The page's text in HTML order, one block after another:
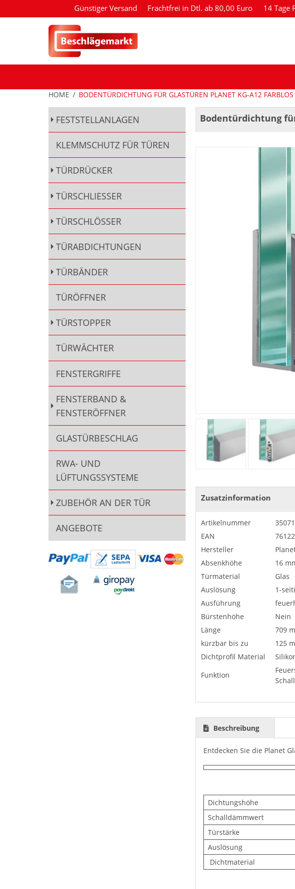
Günstiger Versand Frachtfrei in Dtl. ab 80,00 Euro 14 Tage
HOME / BODENTÜRDICHTUNG FÜR GLASTÜREN PLANET KG-A12 FARBLOS
Bodentürdichtung
Zusatzinformation
Artikelnummer
EAN
Hersteller
Absenkhöhe
16
Türmaterial
Glas
Auslösung
1-
Ausführung
Bürstenhöhe
Nein
Länge
709
kürzbar bis zu
125
Dichtprofil Material
Funktion
Beschreibung
Entdecken Sie die Planet
Dichtungshöhe
Schalldämmwert
Türstärke
Auslösung
Dichtmaterial
FESTSTELLANLAGEN
KLEMMSCHUTZ FÜR TÜREN
TÜRDRÜCKER
TÜRSCHLIESSER
TÜRSCHLÖSSER
TÜRABDICHTUNGEN
TÜRBÄNDER
TÜRÖFFNER
TÜRSTOPPER
TÜRWÄCHTER
FENSTERGRIFFE
FENSTERBAND &
FENSTERÖFFNER
GLASTÜRBESCHLAG
RWA- UND
LÜFTUNGSSYSTEME
ZUBEHÖR AN DER TÜR
ANGEBOTE